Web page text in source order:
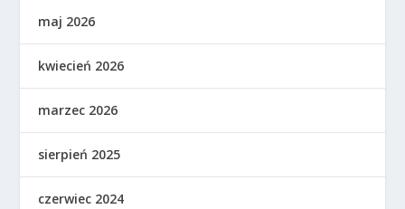
maj 2026
kwiecień 2026
marzec 2026
sierpień 2025
czerwiec 2024